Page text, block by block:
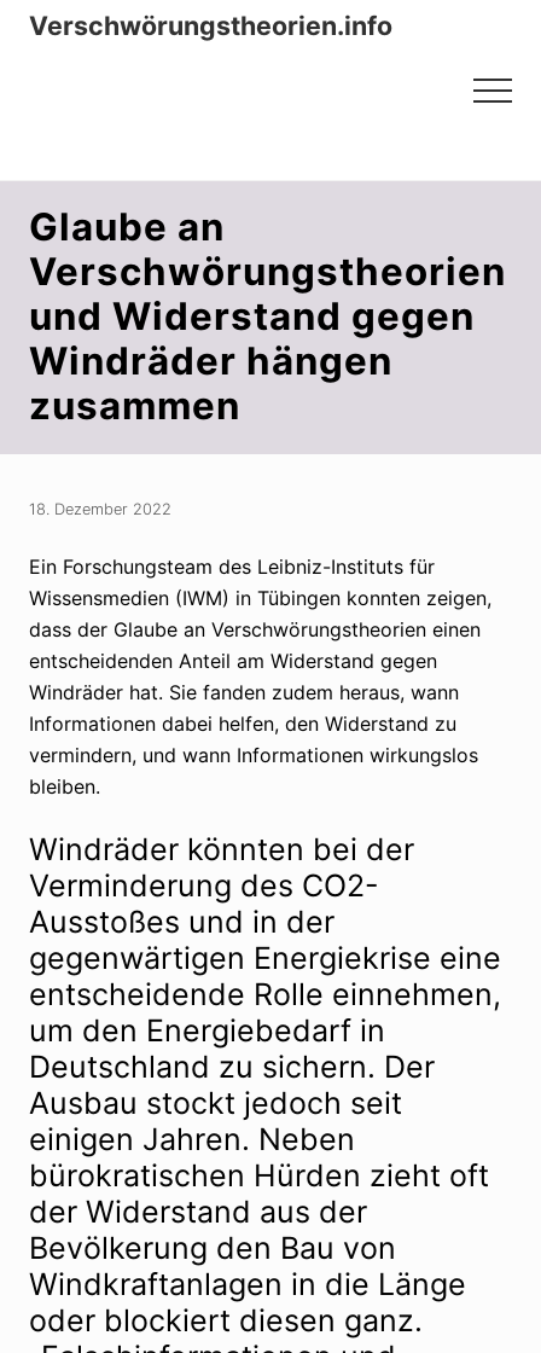
Menu
Zum
ZurVerschwörungstheorien.info
Menu
Glaube an
Verschwörungstheorien
und Widerstand gegen
Windräder hängen
zusammen
18. Dezember 2022
Ein Forschungsteam des Leibniz-Instituts für
Wissensmedien (IWM) in Tübingen konnten zeigen,
dass der Glaube an Verschwörungstheorien einen
entscheidenden Anteil am Widerstand gegen
Windräder hat. Sie fanden zudem heraus, wann
Informationen dabei helfen, den Widerstand zu
vermindern, und wann Informationen wirkungslos
bleiben.
Windräder könnten bei der
Verminderung des CO2-
Ausstoßes und in der
gegenwärtigen Energiekrise eine
entscheidende Rolle einnehmen,
um den Energiebedarf in
Deutschland zu sichern. Der
Ausbau stockt jedoch seit
einigen Jahren. Neben
bürokratischen Hürden zieht oft
der Widerstand aus der
Bevölkerung den Bau von
Windkraftanlagen in die Länge
oder blockiert diesen ganz.